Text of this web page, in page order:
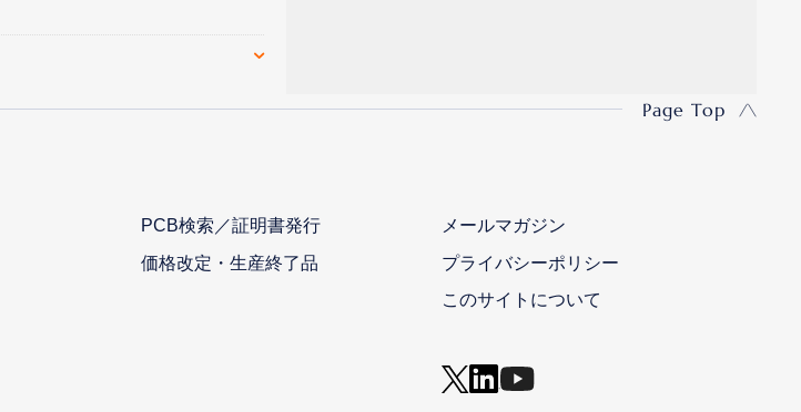
Page Top
PCB検索／証明書発行
価格改定・生産終了品
メールマガジン
プライバシーポリシー
このサイトについて